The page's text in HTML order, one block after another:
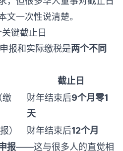
文一次性说清楚。
键截止日
报和实际缴税是两个不同
截止日
缴
财年结束后9个月零1
天
）
财年结束后12个月
报——这与很多人的直觉相